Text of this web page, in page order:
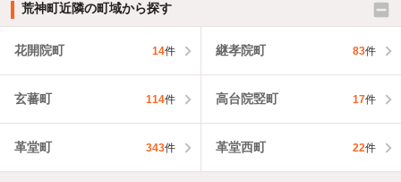
荒神町近隣の町域から探す
花開院町 14件 継孝院町 83件
玄蕃町 114件 高台院竪町 17件
革堂町 343件 革堂西町 22件